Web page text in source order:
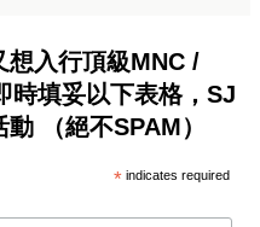
想入行頂級MNC /
填妥以下表格，SJ
（絕不SPAM）
* indicates required